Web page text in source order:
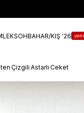
SOHBAHAR/KIŞ '26 yeni
Çizgili Astarlı Ceket